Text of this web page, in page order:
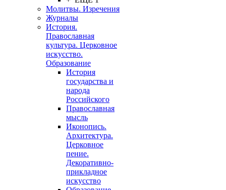
Молитвы. Изречения
Журналы
История.
Православная
культура. Церковное
искусство.
Образование
История
государства и
народа
Российского
Православная
мысль
Иконопись.
Архитектура.
Церковное
пение.
Декоративно-
прикладное
искусство